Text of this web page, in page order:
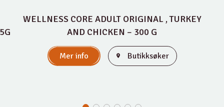
WELLNESS CORE ADULT ORIGINAL , TURKEY
AND CHICKEN – 300 G
Mer info Butikksøker